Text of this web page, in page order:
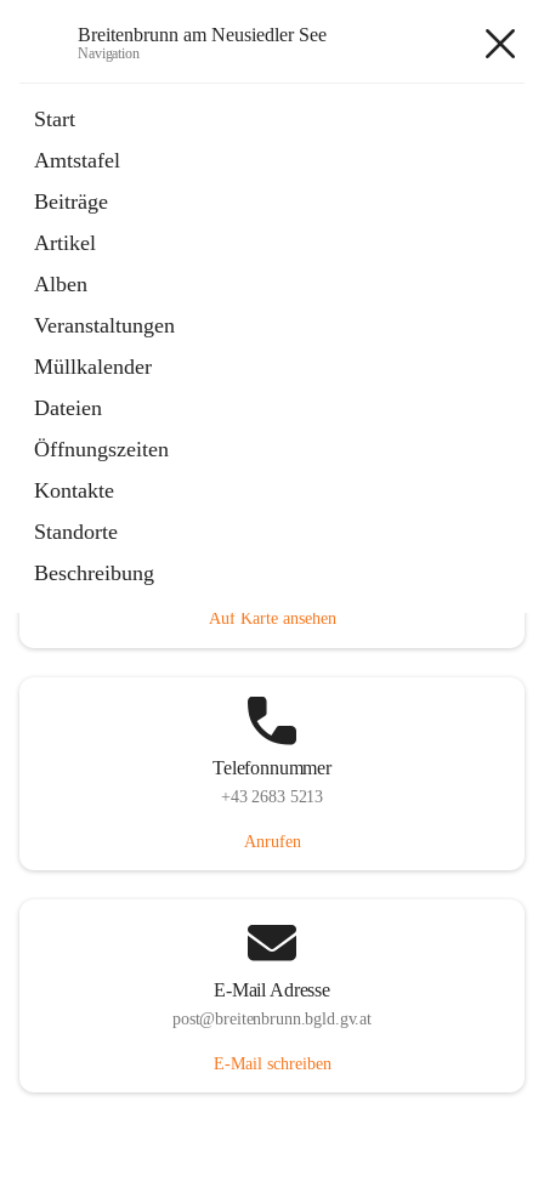
Breitenbrunn am Neusiedler See
Navigation
Start
Amtstafel
Beiträge
Artikel
Alben
Veranstaltungen
Müllkalender
Dateien
Öffnungszeiten
Kontakte
Standorte
Beschreibung
18 Schnellzugriffe
Gemeindeservice
Auf Karte ansehen
Telefonnummer
+43 2683 5213
Anrufen
E-Mail Adresse
post@breitenbrunn.bgld.gv.at
E-Mail schreiben